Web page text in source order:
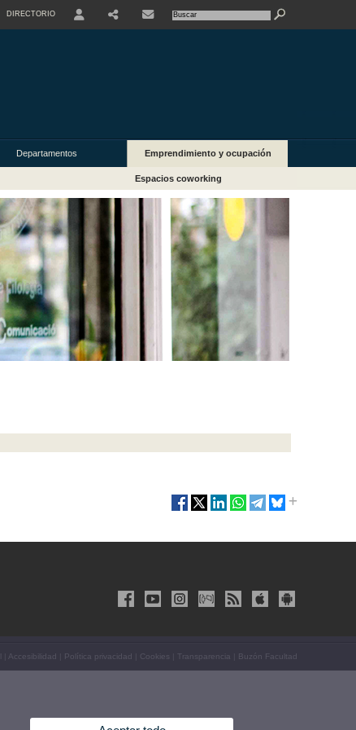
DIRECTORIO
Departamentos Emprendimiento y ocupación
Espacios coworking
Accesibilidad Política privacidad Cookies Transparencia Buzón Facultad